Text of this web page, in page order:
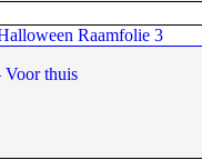
thuis